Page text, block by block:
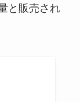
こで買える？
？ひどいやお
なぜ？
はカインズな
に売ってる？
と販売され